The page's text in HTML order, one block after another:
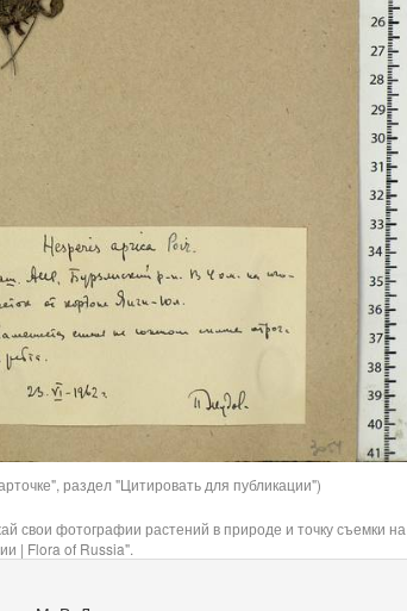
раздел "Цитировать для публикации")
свои фотографии растений в природе и точку съемки на
| Flora of Russia".